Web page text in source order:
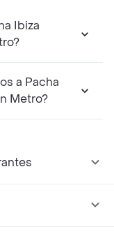
Ibiza
a Pacha
Metro?